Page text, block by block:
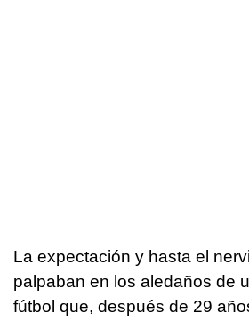
La expectación y hasta el
palpaban en los aledaños de
fútbol que, después de 29